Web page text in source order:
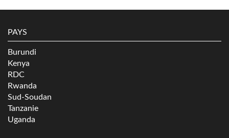
PAYS
Burundi
Kenya
RDC
Rwanda
Sud-Soudan
Tanzanie
Uganda